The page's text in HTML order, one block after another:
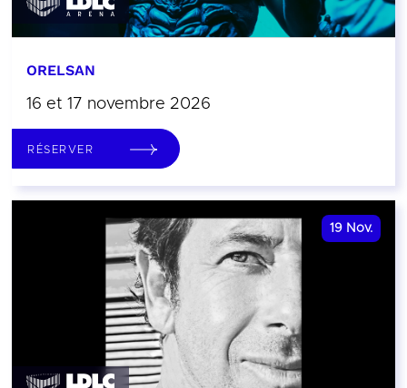
ORELSAN
16 et 17 novembre 2026
RÉSERVER
19 Nov.